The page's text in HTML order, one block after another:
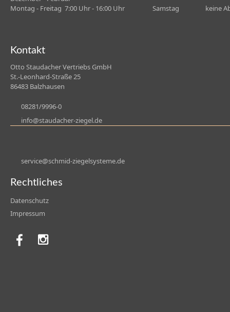
Montag - Freitag 7:00 Uhr - 16:00 Uhr Samstag keine
Kontakt
Otto Staudacher Vertriebs GmbH
St.-Leonhard-Straße 25
86483 Balzhausen
08281/9996-0
nf
st d ch r-z g ld
s rvc schm d-z g lsyst m d
Rechtliches
Datenschutz
Impressum